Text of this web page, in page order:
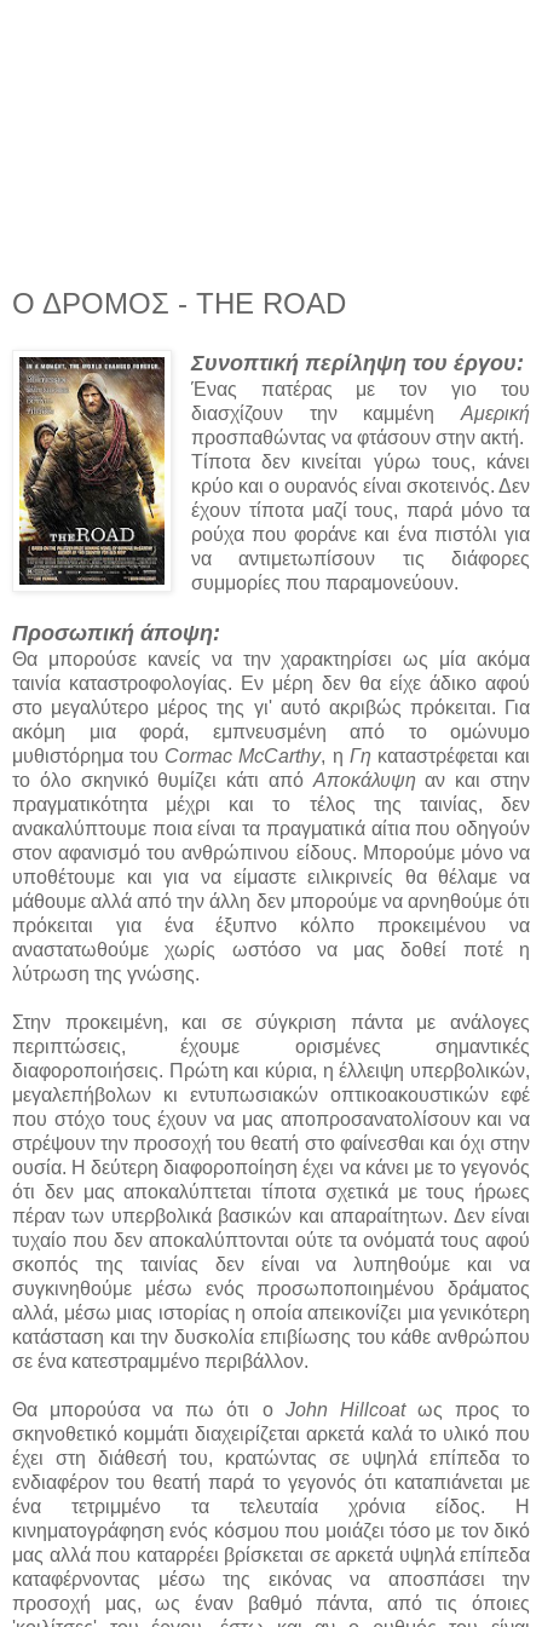
Ο ΔΡΟΜΟΣ - THE ROAD
Συνοπτική περίληψη του έργου:
Ένας πατέρας με τον γιο του
διασχίζουν την καμμένη Αμερική
προσπαθώντας να φτάσουν στην ακτή.
Τίποτα δεν κινείται γύρω τους, κάνει
κρύο και ο ουρανός είναι σκοτεινός. Δεν
έχουν τίποτα μαζί τους, παρά μόνο τα
ρούχα που φοράνε και ένα πιστόλι για
να αντιμετωπίσουν τις διάφορες
συμμορίες που παραμονεύουν.
Προσωπική άποψη:
Θα μπορούσε κανείς να την χαρακτηρίσει ως μία ακόμα
ταινία καταστροφολογίας. Εν μέρη δεν θα είχε άδικο αφού
στο μεγαλύτερο μέρος της γι' αυτό ακριβώς πρόκειται. Για
ακόμη μια φορά, εμπνευσμένη από το ομώνυμο
μυθιστόρημα του Cormac McCarthy, η Γη καταστρέφεται και
το όλο σκηνικό θυμίζει κάτι από Αποκάλυψηαν και στην
πραγματικότητα μέχρι και το τέλος της ταινίας, δεν
ανακαλύπτουμε ποια είναι τα πραγματικά αίτια που οδηγούν
στον αφανισμό του ανθρώπινου είδους. Μπορούμε μόνο να
υποθέτουμε και για να είμαστε ειλικρινείς θα θέλαμε να
μάθουμε αλλά από την άλλη δεν μπορούμε να αρνηθούμε ότι
πρόκειται για ένα έξυπνο κόλπο προκειμένου να
αναστατωθούμε χωρίς ωστόσο να μας δοθεί ποτέ η
λύτρωση της γνώσης.
Στην προκειμένη, και σε σύγκριση πάντα με ανάλογες
περιπτώσεις, έχουμε ορισμένες σημαντικές
διαφοροποιήσεις. Πρώτη και κύρια, η έλλειψη υπερβολικών,
μεγαλεπήβολων κι εντυπωσιακών οπτικοακουστικών εφέ
που στόχο τους έχουν να μας αποπροσανατολίσουν και να
στρέψουν την προσοχή του θεατή στο φαίνεσθαι και όχι στην
ουσία. Η δεύτερη διαφοροποίηση έχει να κάνει με το γεγονός
ότι δεν μας αποκαλύπτεται τίποτα σχετικά με τους ήρωες
πέραν των υπερβολικά βασικών και απαραίτητων. Δεν είναι
τυχαίο που δεν αποκαλύπτονται ούτε τα ονόματά τους αφού
σκοπός της ταινίας δεν είναι να λυπηθούμε και να
συγκινηθούμε μέσω ενός προσωποποιημένου δράματος
αλλά, μέσω μιας ιστορίας η οποία απεικονίζει μια γενικότερη
κατάσταση και την δυσκολία επιβίωσης του κάθε ανθρώπου
σε ένα κατεστραμμένο περιβάλλον.
Θα μπορούσα να πω ότι οJohn Hillcoatως προς το
σκηνοθετικό κομμάτι διαχειρίζεται αρκετά καλά το υλικό που
έχει στη διάθεσή του, κρατώντας σε υψηλά επίπεδα το
ενδιαφέρον του θεατή παρά το γεγονός ότι καταπιάνεται με
ένα τετριμμένο τα τελευταία χρόνια είδος. Η
κινηματογράφηση ενός κόσμου που μοιάζει τόσο με τον δικό
μας αλλά που καταρρέει βρίσκεται σε αρκετά υψηλά επίπεδα
καταφέρνοντας μέσω της εικόνας να αποσπάσει την
προσοχή μας, ως έναν βαθμό πάντα, από τις όποιες